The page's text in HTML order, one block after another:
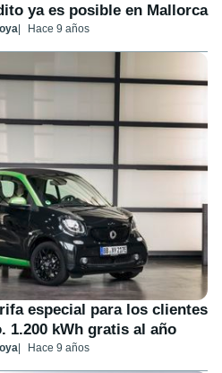
ya es posible en Mallorca
Hace 9 años
especial para los clientes
1.200 kWh gratis al año
Hace 9 años